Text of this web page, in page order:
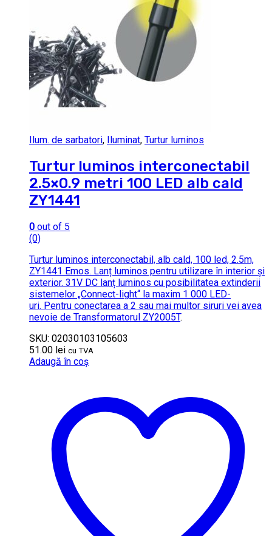
Ilum. de sarbatori, Iluminat, Turtur luminos
Turtur luminos interconectabil
2.5×0.9 metri 100 LED alb cald
ZY1441
0 out of 5
(0)
Turtur luminos interconectabil, alb cald, 100 led, 2.5m,
ZY1441 Emos. Lanț luminos pentru utilizare în interior și
exterior. 31V DC lanț luminos cu posibilitatea extinderii
sistemelor „Connect-light“ la maxim 1 000 LED-
uri. Pentru conectarea a 2 sau mai multor siruri vei avea
nevoie de Transformatorul ZY2005T.
SKU: 02030103105603
51.00 lei cu TVA
Adaugă în coș